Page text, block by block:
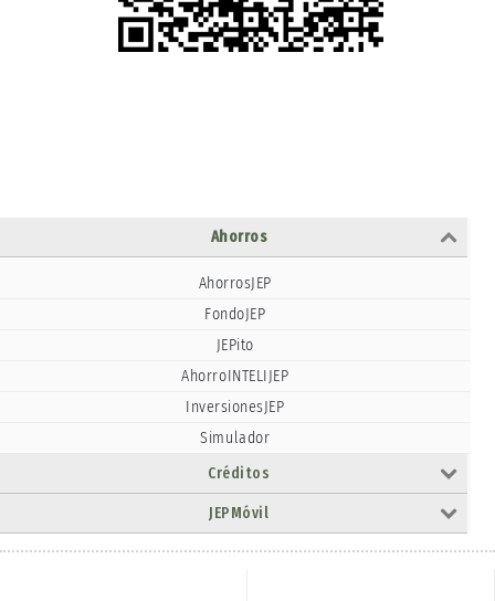
Ahorros
AhorrosJEP
FondoJEP
JEPito
AhorroINTELIJEP
InversionesJEP
Simulador
Créditos
JEPMóvil